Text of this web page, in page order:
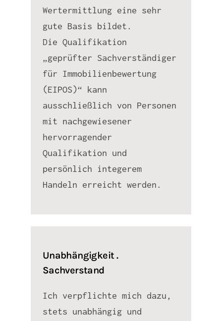
Wertermittlung eine sehr
gute Basis bildet.
Die Qualifikation
„geprüfter Sachverständiger
für Immobilienbewertung
(EIPOS)“ kann
ausschließlich von Personen
mit nachgewiesener
hervorragender
Qualifikation und
persönlich integerem
Handeln erreicht werden.
Unabhängigkeit .
Sachverstand
Ich verpflichte mich dazu,
stets unabhängig und